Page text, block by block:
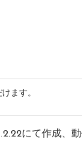
ます。
にて作成、